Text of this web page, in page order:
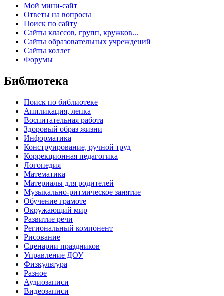
Мой мини-сайт
Ответы на вопросы
Поиск по сайту
Сайты классов, групп, кружков...
Сайты образовательных учреждений
Сайты коллег
Форумы
Библиотека
Поиск по библиотеке
Аппликация, лепка
Воспитательная работа
Здоровый образ жизни
Информатика
Конструирование, ручной труд
Коррекционная педагогика
Логопедия
Математика
Материалы для родителей
Музыкально-ритмическое занятие
Обучение грамоте
Окружающий мир
Развитие речи
Региональный компонент
Рисование
Сценарии праздников
Управление ДОУ
Физкультура
Разное
Аудиозаписи
Видеозаписи